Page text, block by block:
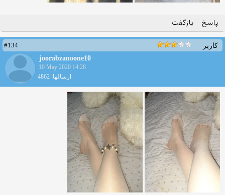
پاسخ بازگفت
کاربر
#134
joorabzanoone10
10 May 2020 14:28
ارسالها: 4862